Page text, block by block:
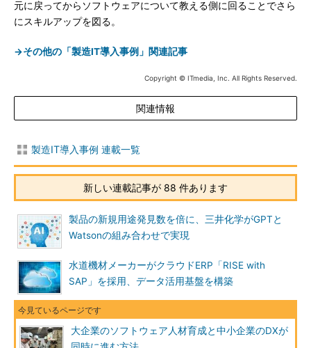
元に戻ってからソフトウェアについて教える側に回ることでさら
にスキルアップを図る。
→その他の「製造IT導入事例」関連記事
Copyright © ITmedia, Inc. All Rights Reserved.
関連情報
製造IT導入事例 連載一覧
新しい連載記事が 88 件あります
製品の新規用途発見数を倍に、三井化学がGPTと
Watsonの組み合わせで実現
水道機材メーカーがクラウドERP「RISE with
SAP」を採用、データ活用基盤を構築
大企業のソフトウェア人材育成と中小企業のDXが